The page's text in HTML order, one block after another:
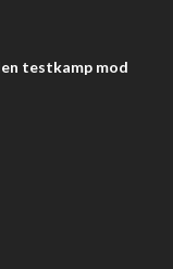
testkamp mod